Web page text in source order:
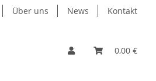
Über uns News Kontakt
0,00 €